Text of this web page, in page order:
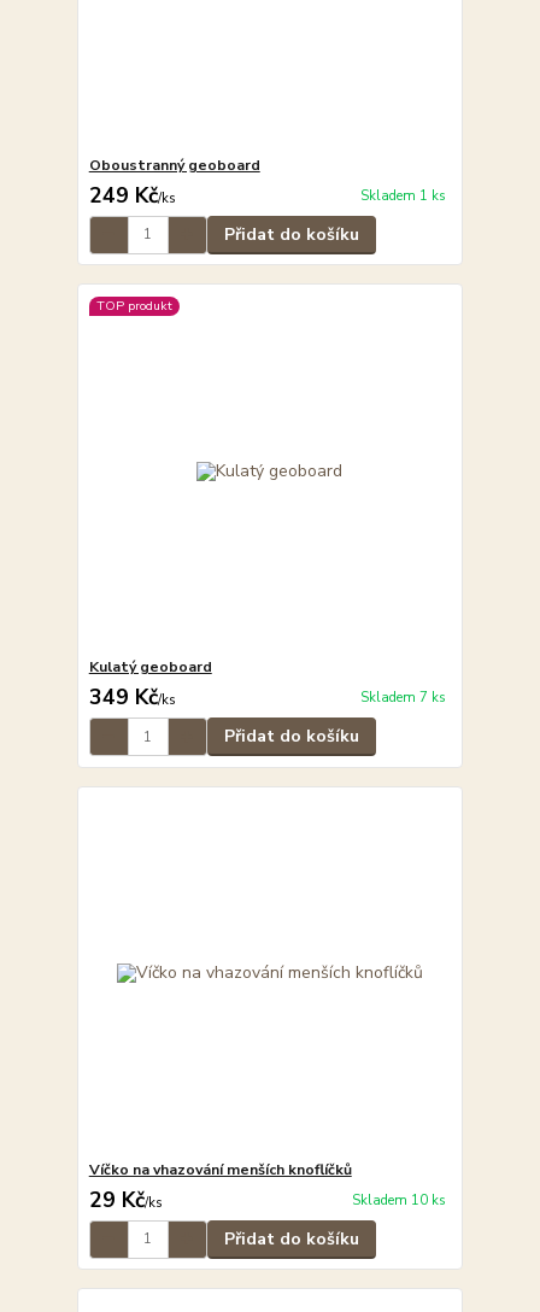
Oboustranný geoboard
249 Kč/ks Skladem 1 ks
Přidat do košíku
TOP produkt
Kulatý geoboard
349 Kč/ks Skladem 7 ks
Přidat do košíku
Víčko na vhazování menších knoflíčků
29 Kč/ks Skladem 10 ks
Přidat do košíku